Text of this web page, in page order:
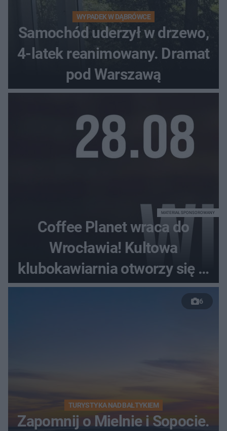
WYPADEK W DĄBRÓWCE
Samochód uderzył w drzewo,
4-latek reanimowany. Dramat
pod Warszawą
Coffee Planet wraca do
Wrocławia! Kultowa
klubokawiarnia otworzy się w
nowym miejscu
MATERIAŁ SPONSOROWANY
6
TURYSTYKA NAD BAŁTYKIEM
Zapomnij o Mielnie i Sopocie.